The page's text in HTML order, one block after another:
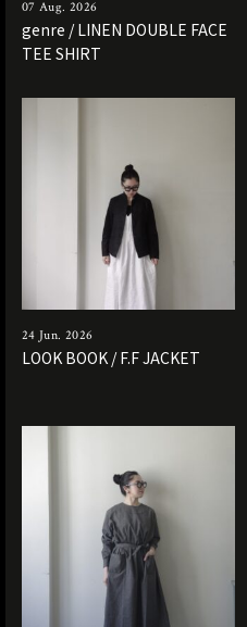
07 Aug. 2026
genre / LINEN DOUBLE FACE
TEE SHIRT
24 Jun. 2026
LOOK BOOK / F.F JACKET